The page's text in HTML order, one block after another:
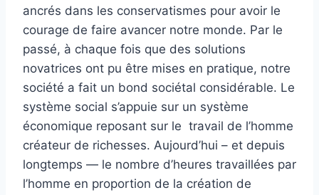
ancrés dans les conservatismes pour avoir le
courage de faire avancer notre monde. Par le
passé, à chaque fois que des solutions
novatrices ont pu être mises en pratique, notre
société a fait un bond sociétal considérable. Le
système social s’appuie sur un système
économique reposant sur le travail de l’homme
créateur de richesses. Aujourd’hui – et depuis
longtemps — le nombre d’heures travaillées par
l’homme en proportion de la création de